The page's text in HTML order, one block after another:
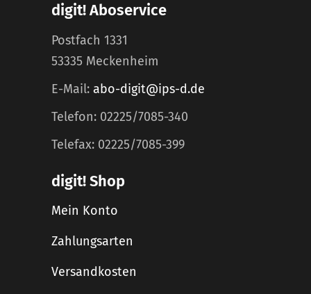
digit! Aboservice
Postfach 1331
53335 Meckenheim
E-Mail: abo-digit@ips-d.de
Telefon: 02225/7085-340
Telefax: 02225/7085-399
digit! Shop
Mein Konto
Zahlungsarten
Versandkosten